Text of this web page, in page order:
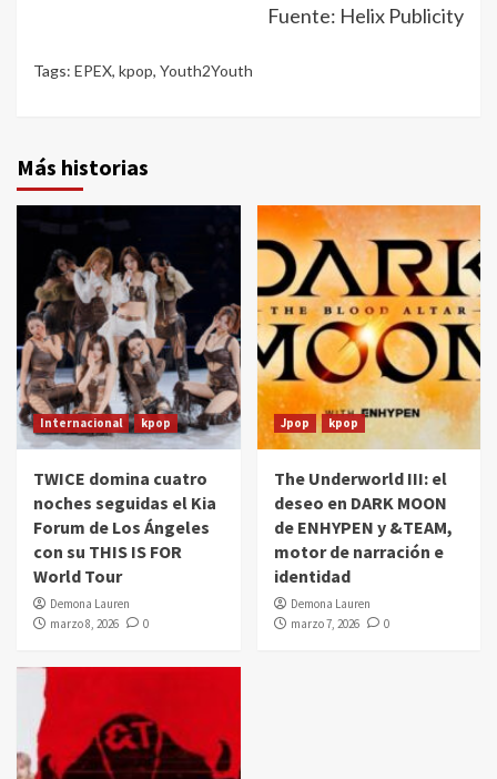
Fuente: Helix Publicity
Tags: EPEX, kpop, Youth2Youth
Más historias
Internacional kpop
TWICE domina cuatro
noches seguidas el Kia
Forum de Los Ángeles
con su THIS IS FOR
World Tour
Demona Lauren
marzo 8, 2026
0
Jpop kpop
The Underworld III: el
deseo en DARK MOON
de ENHYPEN y &TEAM,
motor de narración e
identidad
Demona Lauren
marzo 7, 2026
0